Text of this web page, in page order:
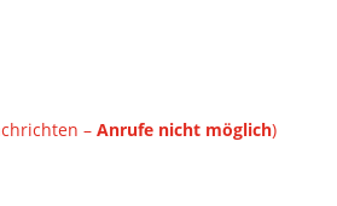
– Anrufe nicht möglich)